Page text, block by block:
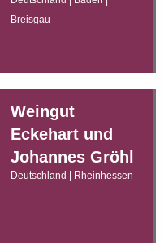
Breisgau
Weingut
Eckehart und
Johannes Gröhl
Deutschland | Rheinhessen